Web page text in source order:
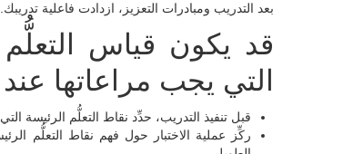
بعد التدريب ومبادرات التعزيز، ازدادت فاعلية تدريبك.
قد يكون قياس
التي يجب مراعاتها
قبل تنفيذ التدريب، حدِّد نقاط التعلُّم الرئيسة
ركِّز عملية الاختبار حول فهم نقاط التعلُّم